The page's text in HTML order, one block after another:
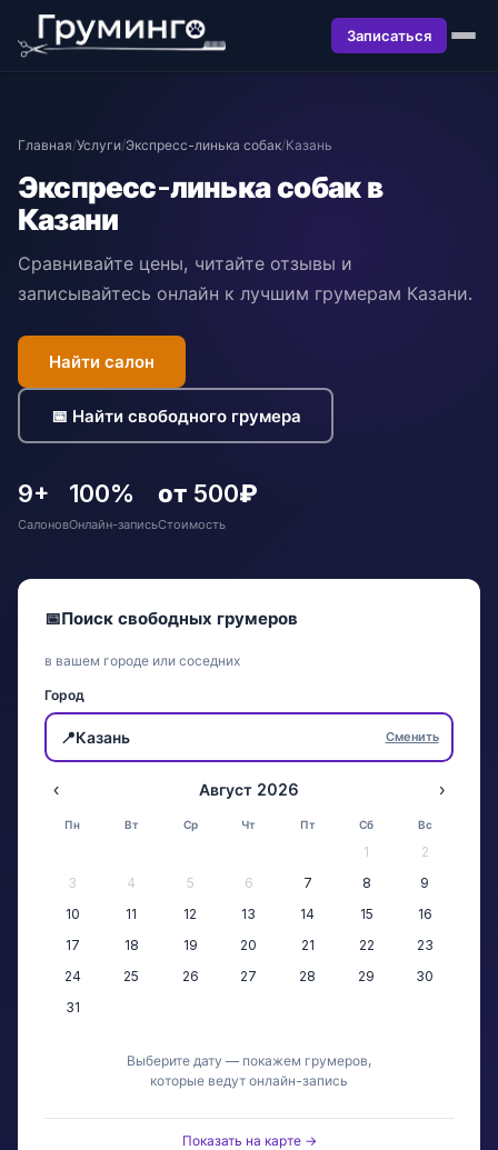
Записаться
Главная/Услуги/Экспресс-линька собак/Казань
Экспресс-линька собак в
Казани
Сравнивайте цены, читайте отзывы и
записывайтесь онлайн к лучшим грумерам Казани.
Найти салон
📅 Найти свободного грумера
9+
Салонов
100%
Онлайн-запись
от 500₽
Стоимость
📅Поиск свободных грумеров
в вашем городе или соседних
Город
📍Казань Сменить
‹ Август 2026 ›
Пн Вт Ср Чт Пт Сб Вс
1
2
3
4 5 6 7 8
9
10
11 12 13 14 15
16
17
18 19 20 21 22
23
24
25 26 27 28 29
30
31
Выберите дату — покажем грумеров,
которые ведут онлайн-запись
Показать на карте →